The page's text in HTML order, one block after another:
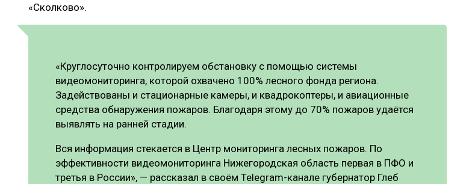
«Сколково».
«Круглосуточно контролируем обстановку с помощью системы
видеомониторинга, которой охвачено 100% лесного фонда региона.
Задействованы и стационарные камеры, и квадрокоптеры, и авиационные
средства обнаружения пожаров. Благодаря этому до 70% пожаров удаётся
выявлять на ранней стадии.
Вся информация стекается в Центр мониторинга лесных пожаров. По
эффективности видеомониторинга Нижегородская область первая в ПФО и
третья в России», — рассказал в своём Telegram-канале губернатор Глеб